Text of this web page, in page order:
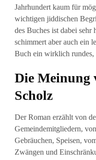
Jahrhundert kaum für
wichtigen jiddischen
des Buches ist dabei
schimmert aber auch ein
Buch ein wirklich rundes,
Die Meinung
Scholz
Der Roman erzählt von
Gemeindemitgliedern,
Gebräuchen, Speisen,
Zwängen und